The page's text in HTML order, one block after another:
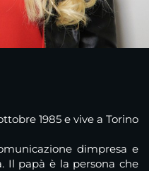
1985 e vive a Torino
dimpresa e
Il papà è la persona che